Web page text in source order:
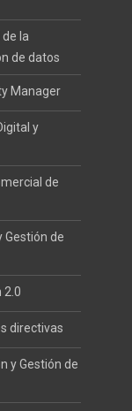
la
de datos
Manager
y
de
Gestión de
2.0
directivas
y Gestión de